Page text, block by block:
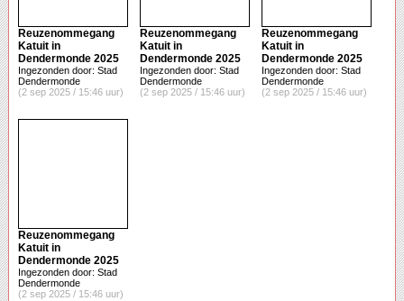
Reuzenommegang
Katuit in
Dendermonde 2025
Ingezonden door: Stad
Dendermonde
(2 sep 2025 / 15:46 uur)
Reuzenommegang
Katuit in
Dendermonde 2025
Ingezonden door: Stad
Dendermonde
(2 sep 2025 / 15:46 uur)
Reuzenommegang
Katuit in
Dendermonde 2025
Ingezonden door: Stad
Dendermonde
(2 sep 2025 / 15:46 uur)
Reuzenommegang
Katuit in
Dendermonde 2025
Ingezonden door: Stad
Dendermonde
(2 sep 2025 / 15:46 uur)